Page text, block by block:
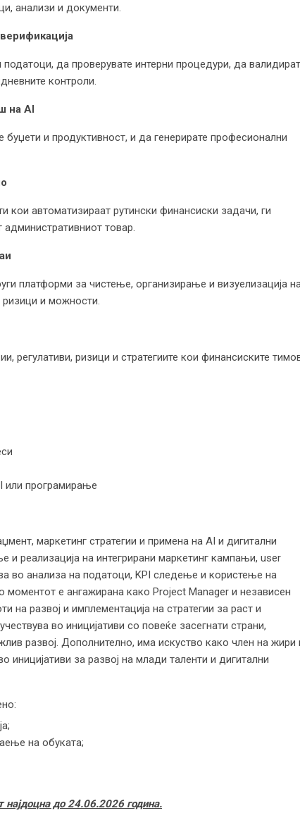
анализи и документи.
да проверувате интерни процедури, да
контроли.
на AI
буџети и продуктивност, и да генерирате професионални
кои автоматизираат рутински финансиски задачи, ги
административниот товар.
платформи за чистење, организирање и визуелизација
ризици и можности.
регулативи, ризици и стратегиите кои финансиските
или програмирање
маркетинг стратегии и примена на AI и дигитални
и реализација на интегрирани маркетинг кампањи, user
во анализа на податоци, KPI следење и користење на
е ангажирана како Project Manager и независен
на развој и имплементација на стратегии за раст и
во иницијативи со повеќе засегнати страни,
развој. Дополнително, има искуство како член на жири
иницијативи за развој на млади таленти и дигитални
на обуката;
најдоцна до 24.06.2026 година.